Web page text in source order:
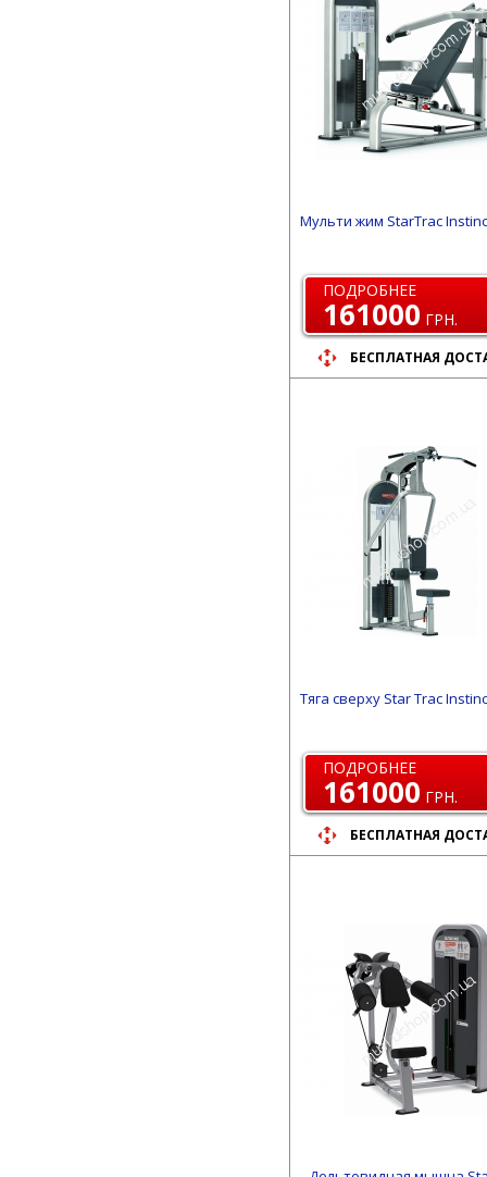
Мульти жим StarTrac
ПОДРОБНЕЕ
161000 ГРН.
БЕСПЛАТНАЯ
Тяга сверху Star Trac
ПОДРОБНЕЕ
161000 ГРН.
БЕСПЛАТНАЯ